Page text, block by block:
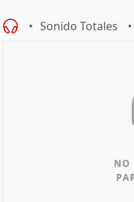
Sonido Totales